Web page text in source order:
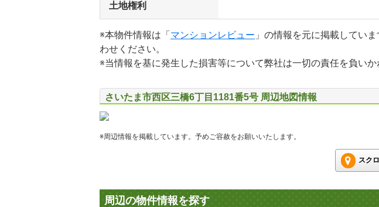
土地権利
※本物件情報は「 マンションレビュー 」の情報を元に掲載してい
わせください。
※当情報を基に発生した損害等について弊社は一切の責任を負い
さいたま市西区三橋6丁目1181番5号 周辺地図情報
※周辺情報を掲載しています。予めご容赦をお願いいたします。
スク
周辺の物件情報を探す